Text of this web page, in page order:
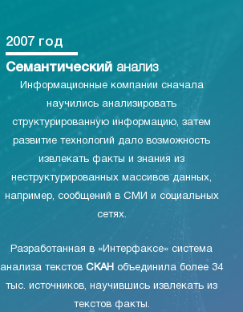
2007 год
Семантический анализ
Информационные компании сначала
научились анализировать
структурированную информацию, затем
развитие технологий дало возможность
извлекать факты и знания из
неструктурированных массивов данных,
например, сообщений в СМИ и социальных
сетях.
Разработанная в «Интерфаксе» система
анализа текстов СКАН объединила более 34
тыс. источников, научившись извлекать из
текстов факты.